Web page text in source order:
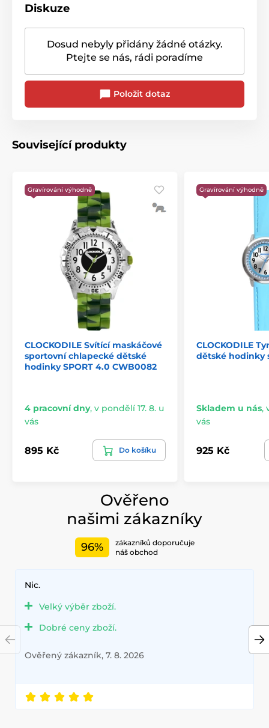
Diskuze
Dosud nebyly přidány žádné otázky.
Ptejte se nás, rádi poradíme
Položit dotaz
Související produkty
Gravírování výhodně
CLOCKODILE Svítící maskáčové
sportovní chlapecké dětské
hodinky SPORT 4.0 CWB0082
4 pracovní dny, v pondělí 17. 8. u
vás
895 Kč Do košíku
Gravírování výhodně
CLOCKODILE
dětské hodinky
Skladem u nás,
vás
925 Kč
Ověřeno
našimi zákazníky
96%
zákazníků doporučuje
náš obchod
Nic.
Velký výběr zboží.
Dobré ceny zboží.
Ověřený zákazník, 7. 8. 2026